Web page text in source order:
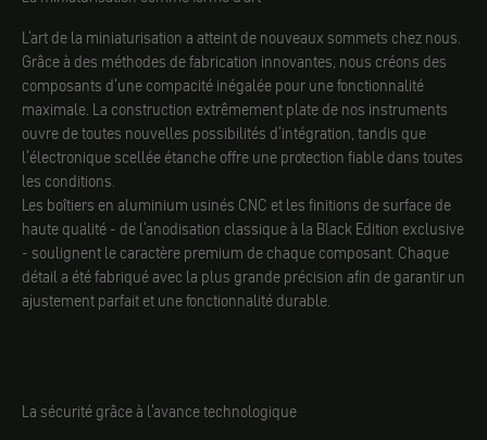
L'art de la miniaturisation a atteint de nouveaux sommets chez nous.
Grâce à des méthodes de fabrication innovantes, nous créons des
composants d'une compacité inégalée pour une fonctionnalité
maximale. La construction extrêmement plate de nos instruments
ouvre de toutes nouvelles possibilités d'intégration, tandis que
l'électronique scellée étanche offre une protection fiable dans toutes
les conditions.
Les boîtiers en aluminium usinés CNC et les finitions de surface de
haute qualité - de l'anodisation classique à la Black Edition exclusive
- soulignent le caractère premium de chaque composant. Chaque
détail a été fabriqué avec la plus grande précision afin de garantir un
ajustement parfait et une fonctionnalité durable.
La sécurité grâce à l'avance technologique